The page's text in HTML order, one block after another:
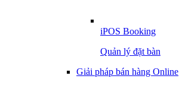
iPOS Booking
Quản lý đặt bàn
Giải pháp bán hàng Online